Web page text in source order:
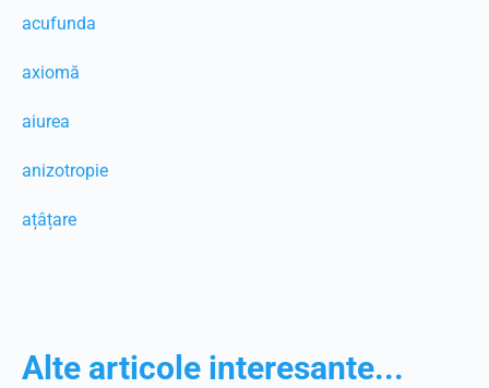
acufunda
axiomă
aiurea
anizotropie
ațâțare
Alte articole interesante...